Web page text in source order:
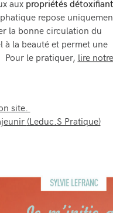
aux propriétés
repose
la bonne circulation du
à la beauté et permet une
Pour le pratiquer,lire notre
site.
(Leduc.S Pratique)